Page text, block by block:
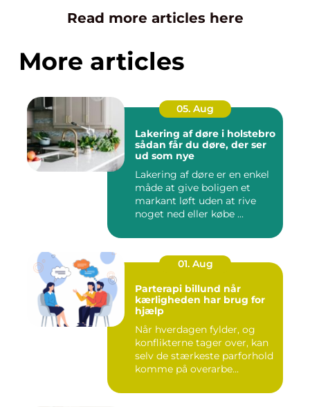
Read more articles here
More articles
05. Aug
Lakering af døre i holstebro
sådan får du døre, der ser
ud som nye
Lakering af døre er en enkel
måde at give boligen et
markant løft uden at rive
noget ned eller købe ...
01. Aug
Parterapi billund når
kærligheden har brug for
hjælp
Når hverdagen fylder, og
konflikterne tager over, kan
selv de stærkeste parforhold
komme på overarbe...